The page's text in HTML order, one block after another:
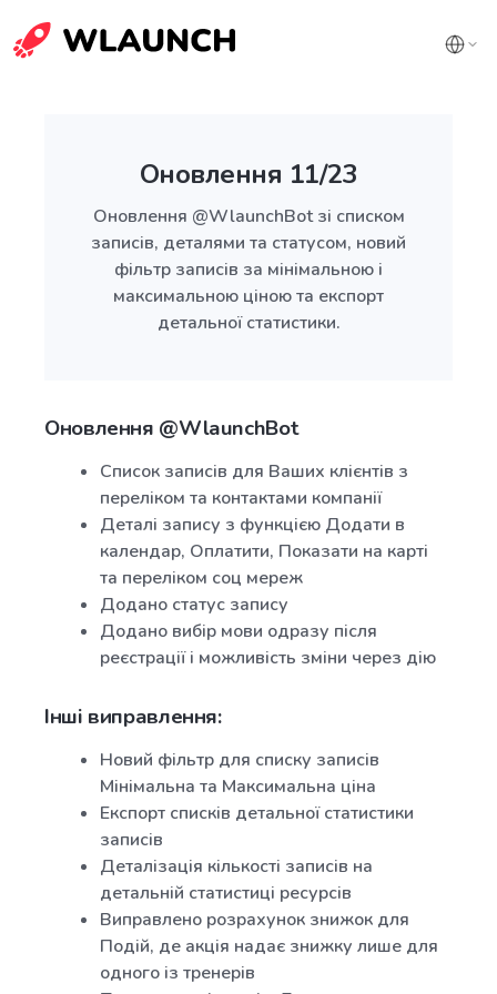
Оновлення 11/23
Оновлення @WlaunchBot зі списком
записів, деталями та статусом, новий
фільтр записів за мінімальною і
максимальною ціною та експорт
детальної статистики.
Оновлення @WlaunchBot
Список записів для Ваших клієнтів з
переліком та контактами компанії
Деталі запису з функцією Додати в
календар, Оплатити, Показати на карті
та переліком соц мереж
Додано статус запису
Додано вибір мови одразу після
реєстрації і можливість зміни через дію
Інші виправлення:
Новий фільтр для списку записів
Мінімальна та Максимальна ціна
Експорт списків детальної статистики
записів
Деталізація кількості записів на
детальній статистиці ресурсів
Виправлено розрахунок знижок для
Подій, де акція надає знижку лише для
одного із тренерів